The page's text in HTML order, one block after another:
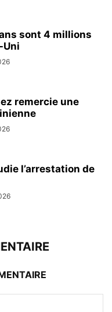
sont 4 millions
Uni
remercie une
l’arrestation de